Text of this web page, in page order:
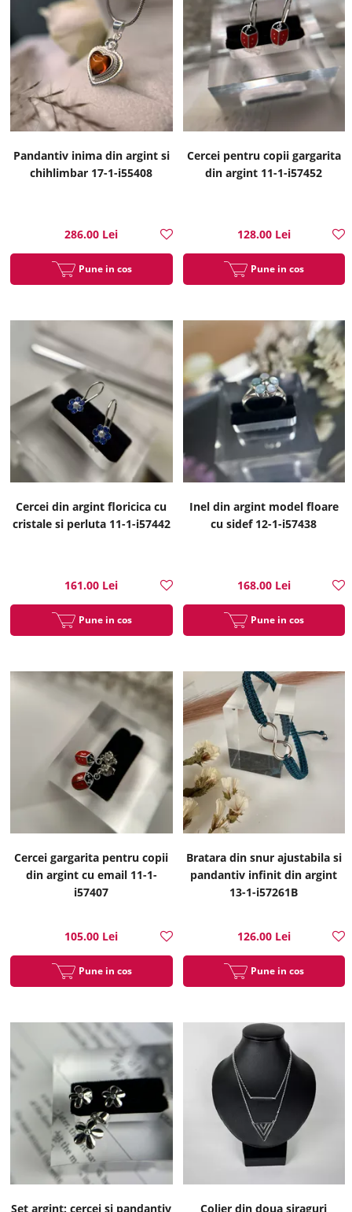
Pandantiv inima din argint si
chihlimbar 17-1-i55408
286.00 Lei
Pune in cos
Cercei pentru copii gargarita
din argint 11-1-i57452
128.00 Lei
Pune in cos
Cercei din argint floricica cu
cristale si perluta 11-1-i57442
161.00 Lei
Pune in cos
Inel din argint model floare
cu sidef 12-1-i57438
168.00 Lei
Pune in cos
Cercei gargarita pentru copii
din argint cu email 11-1-
i57407
105.00 Lei
Pune in cos
Bratara din snur ajustabila si
pandantiv infinit din argint
13-1-i57261B
126.00 Lei
Pune in cos
Set argint: cercei si pandantiv Colier din doua siraguri